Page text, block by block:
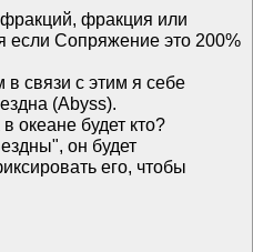
фракция или
если Сопряжение это 200%
в связи с этим я себе
(Abyss).
океане будет кто?
он будет
его, чтобы